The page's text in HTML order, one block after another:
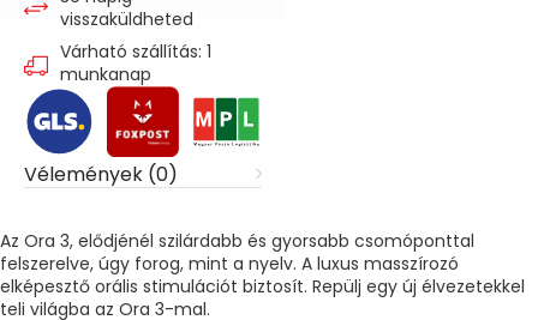
visszaküldheted
Várható szállítás: 1
munkanap
Vélemények (0)
Az Ora 3, elődjénél szilárdabb és gyorsabb csomóponttal
felszerelve, úgy forog, mint a nyelv. A luxus masszírozó
elképesztő orális stimulációt biztosít. Repülj egy új élvezetekkel
teli világba az Ora 3-mal.